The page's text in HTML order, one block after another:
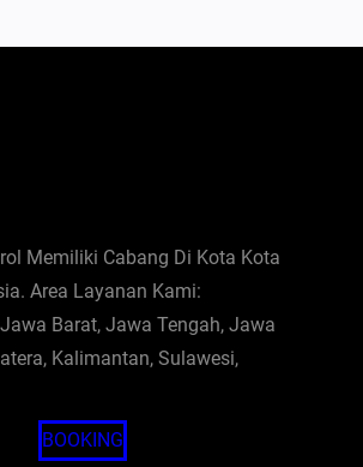
Memiliki Cabang Di Kota Kota
Area Layanan Kami:
Jawa Barat, Jawa Tengah, Jawa
Kalimantan, Sulawesi,
BOOKING